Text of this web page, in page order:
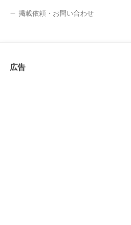
掲載依頼・お問い合わせ
広告